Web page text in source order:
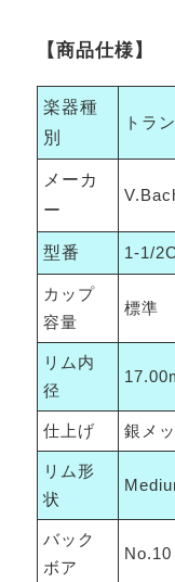
【商品仕様】
楽器種
別
トラ
メーカ
ー
型番 1-1/2C
カップ
容量
標準
リム内
径
仕上げ 銀メ
リム形
状
バック
ボア
No.10